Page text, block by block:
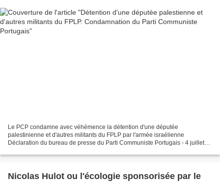
Le PCP condamne avec véhémence la détention d'une députée
palestinienne et d'autres militants du FPLP par l'armée israélienne
Déclaration du bureau de presse du Parti Communiste Portugais - 4 juillet
Nicolas Hulot ou l'écologie sponsorisée par le